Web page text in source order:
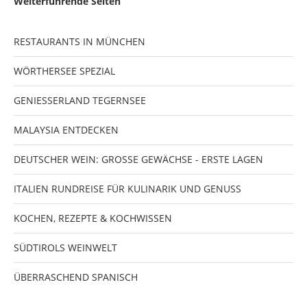
RESTAURANTS IN MÜNCHEN
WÖRTHERSEE SPEZIAL
GENIESSERLAND TEGERNSEE
MALAYSIA ENTDECKEN
DEUTSCHER WEIN: GROSSE GEWÄCHSE - ERSTE LAGEN
ITALIEN RUNDREISE FÜR KULINARIK UND GENUSS
KOCHEN, REZEPTE & KOCHWISSEN
SÜDTIROLS WEINWELT
ÜBERRASCHEND SPANISCH